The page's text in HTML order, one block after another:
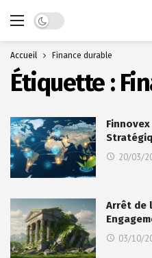
Dark mode
Accueil Finance durable
Étiquette :
20/03/
Arrêt de
03/10/